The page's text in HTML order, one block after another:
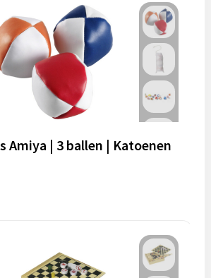
Amiya | 3 ballen | Katoenen